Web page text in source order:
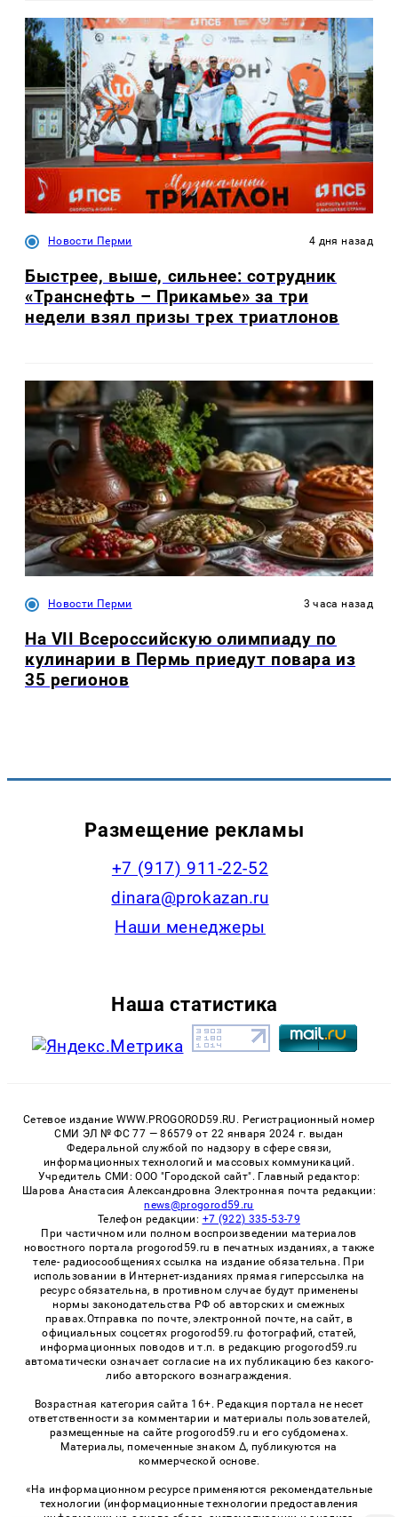
Новости Перми 4 дня назад
Быстрее, выше, сильнее: сотрудник
«Транснефть – Прикамье» за три
недели взял призы трех триатлонов
Новости Перми 3 часа назад
На VII Всероссийскую олимпиаду по
кулинарии в Пермь приедут повара из
35 регионов
Размещение рекламы
+7 (917) 911-22-52
dinara@prokazan.ru
Наши менеджеры
Наша статистика
Сетевое издание WWW.PROGOROD59.RU. Регистрационный номер
СМИ ЭЛ № ФС 77 — 86579 от 22 января 2024 г. выдан
Федеральной службой по надзору в сфере связи,
информационных технологий и массовых коммуникаций.
Учредитель СМИ: ООО "Городской сайт". Главный редактор:
Шарова Анастасия Александровна Электронная почта редакции:
news@progorod59.ru
Телефон редакции: +7 (922) 335-53-79
При частичном или полном воспроизведении материалов
новостного портала progorod59.ru в печатных изданиях, а также
теле- радиосообщениях ссылка на издание обязательна. При
использовании в Интернет-изданиях прямая гиперссылка на
ресурс обязательна, в противном случае будут применены
нормы законодательства РФ об авторских и смежных
правах.Отправка по почте, электронной почте, на сайт, в
официальных соцсетях progorod59.ru фотографий, статей,
информационных поводов и т.п. в редакцию progorod59.ru
автоматически означает согласие на их публикацию без какого-
либо авторского вознаграждения.
Возрастная категория сайта 16+. Редакция портала не несет
ответственности за комментарии и материалы пользователей,
размещенные на сайте progorod59.ru и его субдоменах.
Материалы, помеченные знаком Δ, публикуются на
коммерческой основе.
«На информационном ресурсе применяются рекомендательные
технологии (информационные технологии предоставления